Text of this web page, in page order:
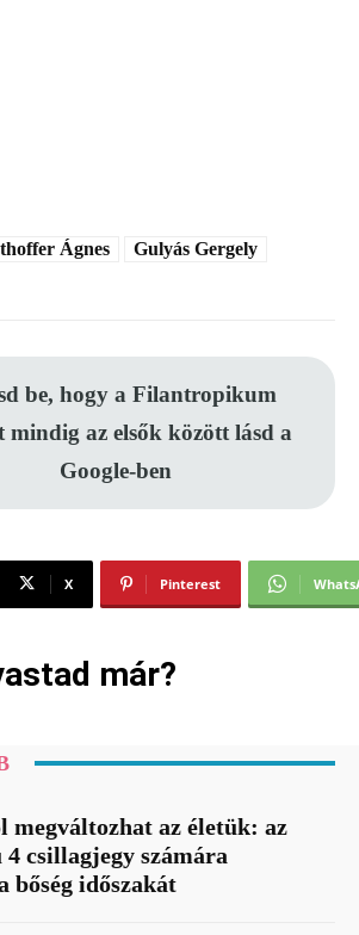
Ágnes
Gulyás Gergely
be, hogy a Filantropikum
mindig az elsők között lásd a
Google-ben
X Pinterest
már?
megváltozhat az életük: az
csillagjegy számára
bőség időszakát